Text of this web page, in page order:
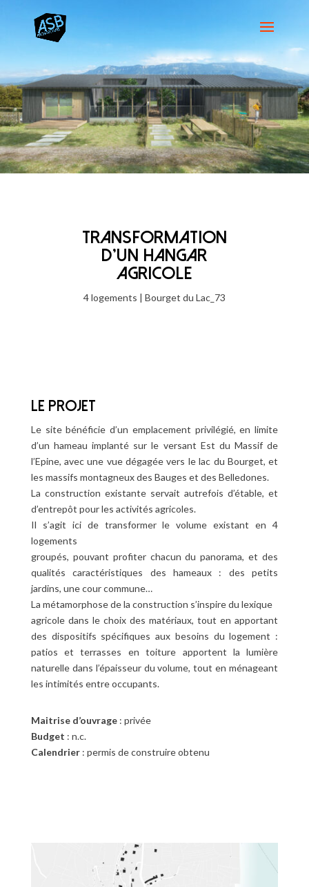
TRANSFORMATION
D'UN HANGAR
AGRICOLE
4 logements | Bourget du Lac_73
LE PROJET
Le site bénéficie d’un emplacement privilégié, en limite
d’un hameau implanté sur le versant Est du Massif de
l’Epine, avec une vue dégagée vers le lac du Bourget, et
les massifs montagneux des Bauges et des Belledones.
La construction existante servait autrefois d’étable, et
d’entrepôt pour les activités agricoles.
Il s’agit ici de transformer le volume existant en 4
logements
groupés, pouvant profiter chacun du panorama, et des
qualités caractéristiques des hameaux : des petits
jardins, une cour commune…
La métamorphose de la construction s’inspire du lexique
agricole dans le choix des matériaux, tout en apportant
des dispositifs spécifiques aux besoins du logement :
patios et terrasses en toiture apportent la lumière
naturelle dans l’épaisseur du volume, tout en ménageant
les intimités entre occupants.
Maitrise d’ouvrage: privée
Budget : n.c.
Calendrier: permis de construire obtenu